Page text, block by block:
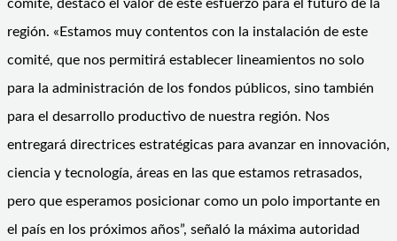
comité, destacó el valor de este esfuerzo para el futuro de la
región. «Estamos muy contentos con la instalación de este
comité, que nos permitirá establecer lineamientos no solo
para la administración de los fondos públicos, sino también
para el desarrollo productivo de nuestra región. Nos
entregará directrices estratégicas para avanzar en innovación,
ciencia y tecnología, áreas en las que estamos retrasados,
pero que esperamos posicionar como un polo importante en
el país en los próximos años”, señaló la máxima autoridad